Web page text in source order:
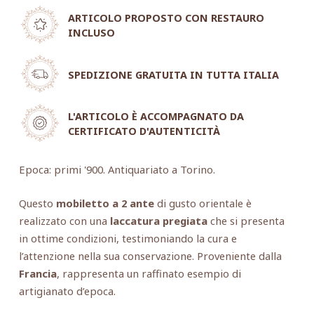
ARTICOLO PROPOSTO CON RESTAURO
INCLUSO
SPEDIZIONE GRATUITA IN TUTTA ITALIA
L'ARTICOLO È ACCOMPAGNATO DA
CERTIFICATO D'AUTENTICITÀ
Epoca: primi '900. Antiquariato a Torino.
Questo mobiletto a 2 antedi gusto orientale è
realizzato con una laccatura pregiatache si presenta
in ottime condizioni, testimoniando la cura e
l’attenzione nella sua conservazione. Proveniente dalla
Francia, rappresenta un raffinato esempio di
artigianato d’epoca.